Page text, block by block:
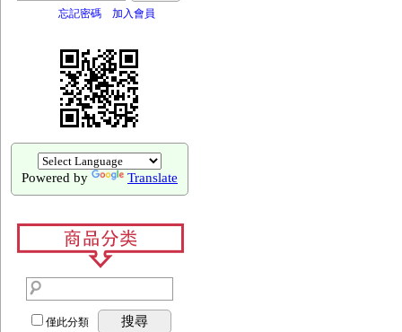
忘記密碼
加入會員
Powered by Translate
僅此分類 搜尋